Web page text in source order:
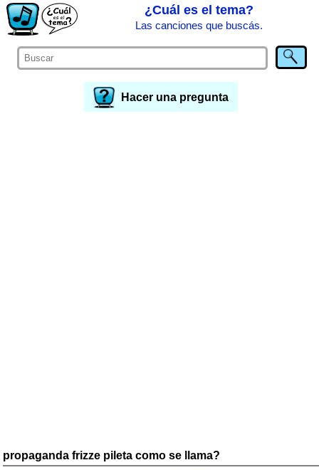
¿Cuál es el tema?
Las canciones que buscás.
Hacer una pregunta
propaganda frizze pileta como se llama?